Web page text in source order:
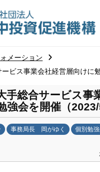
メーション
ービス事業会社経営層向けに
手総合サービス事
強会を開催（2023/
事務局長 岡がゆく
個別勉